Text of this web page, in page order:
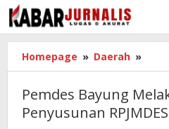
Lewati
ke
konten
Homepage » Daerah »
Pemdes Bayung
Penyusunan